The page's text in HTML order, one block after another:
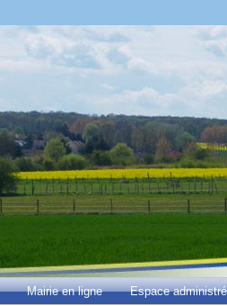
Mairie en ligne Espace